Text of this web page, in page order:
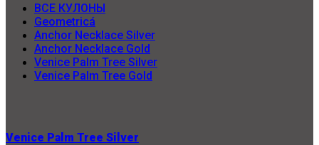
ВСЕ КУЛОНЫ
Geometricá
Anchor Necklace Silver
Anchor Necklace Gold
Venice Palm Tree Silver
Venice Palm Tree Gold
Venice Palm Tree Silver